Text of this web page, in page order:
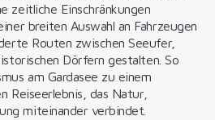
zeitliche Einschränkungen
breiten Auswahl an Fahrzeugen
Routen zwischen Seeufer,
Dörfern gestalten. So
am Gardasee zu einem
Reiseerlebnis, das Natur,
miteinander verbindet.